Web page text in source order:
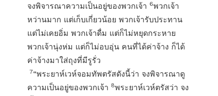
จงพิจารณาความเป็นอยู่ของพวกเจ้า 6พวกเจ้า
หว่านมาก แต่เก็บเกี่ยวน้อย พวกเจ้ารับประทาน
แต่ไม่เคยอิ่ม พวกเจ้าดื่ม แต่ก็ไม่หยุดกระหาย
พวกเจ้านุ่งห่ม แต่ก็ไม่อบอุ่น คนที่ได้ค่าจ้าง ก็ได้
ค่าจ้างมาใส่ถุงที่มีรูรั่ว
7“พระยาห์เวห์จอมทัพตรัสดังนี้ว่า จงพิจารณาดู
ความเป็นอยู่ของพวกเจ้า 8พระยาห์เวห์ตรัสว่า จง